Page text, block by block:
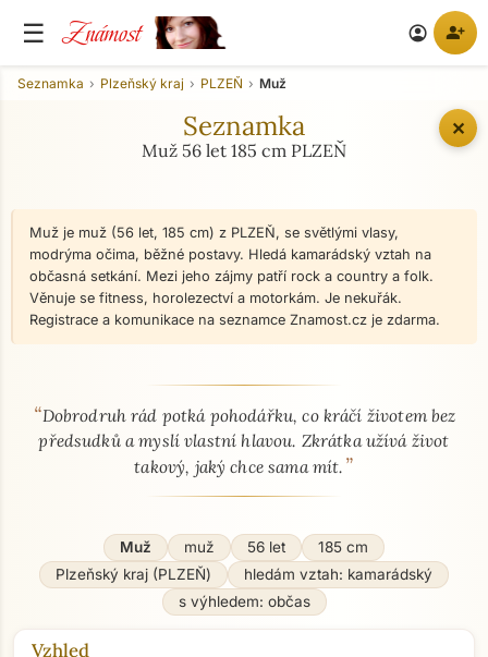
☰ Známost account_circle person_add
✕
Seznamka Plzeňský kraj PLZEŇ Muž
Seznamka
Muž 56 let 185 cm PLZEŇ
Muž je muž (56 let, 185 cm) z PLZEŇ, se světlými vlasy,
modrýma očima, běžné postavy. Hledá kamarádský vztah na
občasná setkání. Mezi jeho zájmy patří rock a country a folk.
Věnuje se fitness, horolezectví a motorkám. Je nekuřák.
Registrace a komunikace na seznamce Znamost.cz je zdarma.
O mně - seznamka profil
“Dobrodruh rád potká pohodářku, co kráčí životem bez
předsudků a myslí vlastní hlavou. Zkrátka užívá život
takový, jaký chce sama mít. ”
Muž muž 56 let
185 cm
Plzeňský kraj (PLZEŇ)
hledám vztah: kamarádský
s výhledem: občas
Vzhled